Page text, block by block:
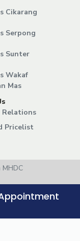
Cikarang
Serpong
Sunter
Wakaf
Mas
Relations
Pricelist